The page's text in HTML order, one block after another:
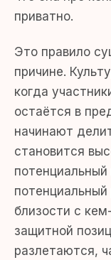
приватно.
Это правило
причине.
когда
остаётся в
начинают
становится
потенциальный
близости с
защитной
разлетаются,